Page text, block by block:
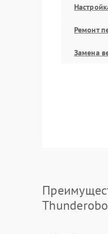
Ремонт
Замена